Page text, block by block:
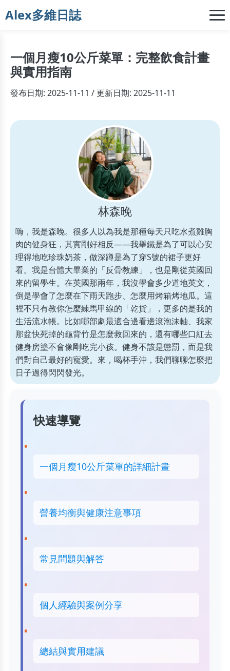
Alex多維日誌
一個月瘦10公斤菜單：完整飲食計畫
與實用指南
發布日期: 2025-11-11 / 更新日期: 2025-11-11
林森晚
嗨，我是森晚。很多人以為我是那種每天只吃水煮雞胸
肉的健身狂，其實剛好相反——我舉鐵是為了可以心安
理得地吃珍珠奶茶，做深蹲是為了穿S號的裙子更好
看。我是台體大畢業的「反骨教練」，也是剛從英國回
來的留學生。在英國那兩年，我沒學會多少道地英文，
倒是學會了怎麼在下雨天跑步、怎麼用烤箱烤地瓜。這
裡不只有教你怎麼練馬甲線的「乾貨」，更多的是我的
生活流水帳。比如哪部劇最適合邊看邊滾泡沫軸、我家
那盆快死掉的龜背竹是怎麼救回來的，還有哪些口紅去
健身房塗不會像剛吃完小孩。健身不該是懲罰，而是我
們對自己最好的寵愛。來，喝杯手沖，我們聊聊怎麼把
日子過得閃閃發光。
快速導覽
一個月瘦10公斤菜單的詳細計畫
營養均衡與健康注意事項
常見問題與解答
個人經驗與案例分享
總結與實用建議